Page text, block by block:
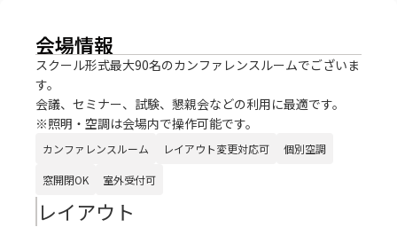
会場情報
スクール形式最大90名のカンファレンスルームでございま
す。
会議、セミナー、試験、懇親会などの利用に最適です。
※照明・空調は会場内で操作可能です。
カンファレンスルーム レイアウト変更対応可 個別空調
窓開閉OK 室外受付可
レイアウト